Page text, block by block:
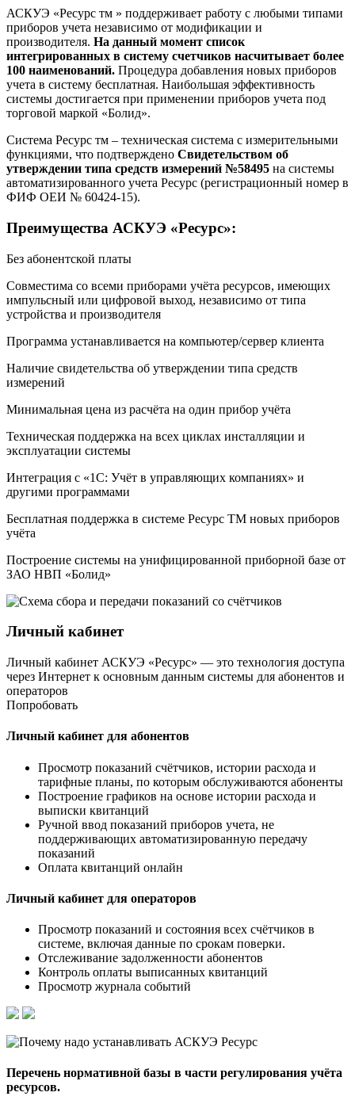
АСКУЭ «Ресурс тм » поддерживает работу с любыми типами
приборов учета независимо от модификации и
производителя. На данный момент список
интегрированных в систему счетчиков насчитывает более
100 наименований. Процедура добавления новых приборов
учета в систему бесплатная. Наибольшая эффективность
системы достигается при применении приборов учета под
торговой маркой «Болид».
Система Ресурс тм – техническая система с измерительными
функциями, что подтверждено Свидетельством об
утверждении типа средств измерений №58495 на системы
автоматизированного учета Ресурс (регистрационный номер в
ФИФ ОЕИ № 60424-15).
Преимущества АСКУЭ «Ресурс»:
Без абонентской платы
Совместима со всеми приборами учёта ресурсов, имеющих
импульсный или цифровой выход, независимо от типа
устройства и производителя
Программа устанавливается на компьютер/сервер клиента
Наличие свидетельства об утверждении типа средств
измерений
Минимальная цена из расчёта на один прибор учёта
Техническая поддержка на всех циклах инсталляции и
эксплуатации системы
Интеграция с «1С: Учёт в управляющих компаниях» и
другими программами
Бесплатная поддержка в системе Ресурс ТМ новых приборов
учёта
Построение системы на унифицированной приборной базе от
ЗАО НВП «Болид»
Личный кабинет
Личный кабинет АСКУЭ «Ресурс» — это технология доступа
через Интернет к основным данным системы для абонентов и
операторов
Попробовать
Личный кабинет для абонентов
Просмотр показаний счётчиков, истории расхода и
тарифные планы, по которым обслуживаются абоненты
Построение графиков на основе истории расхода и
выписки квитанций
Ручной ввод показаний приборов учета, не
поддерживающих автоматизированную передачу
показаний
Оплата квитанций онлайн
Личный кабинет для операторов
Просмотр показаний и состояния всех счётчиков в
системе, включая данные по срокам поверки.
Отслеживание задолженности абонентов
Контроль оплаты выписанных квитанций
Просмотр журнала событий
Перечень нормативной базы в части регулирования учёта
ресурсов.